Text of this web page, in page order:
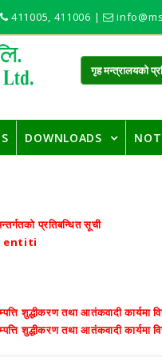
411005, 411006 |
गृह मन्त्रालयको
DOWNLOADS
प्रतिबन्धित सूची
entiti
शुद्धीकरण तथा आतंकवादी कार्यमा
शुद्धीकरण तथा आतंकवादी कार्यमा